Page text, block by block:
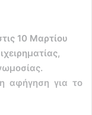
10 Μαρτίου
αφήγηση για το